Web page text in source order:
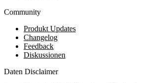
Community
Produkt Updates
Changelog
Feedback
Diskussionen
Daten Disclaimer